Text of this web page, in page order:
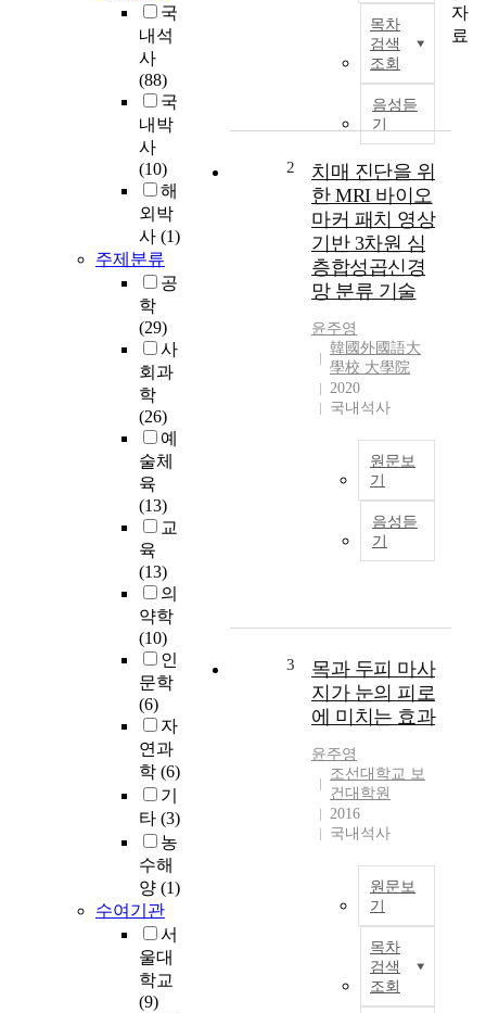
국
내석
사
(88)
국
내박
사
(10)
해
외박
사 (1)
주제분류
공
학
(29)
사
회과
학
(26)
예
술체
육
(13)
교
육
(13)
의
약학
(10)
인
문학
(6)
자
연과
학 (6)
기
타 (3)
농
수해
양 (1)
수여기관
서
울대
학교
(9)
목차
검색
조회
음성듣
기
2
치매 진단을 위
한 MRI 바이오
마커 패치 영상
기반 3차원 심
층합성곱신경
망 분류 기술
윤주영
韓國外國語大
學校 大學院
2020
국내석사
원문보
기
음성듣
기
3
목과 두피 마사
지가 눈의 피로
에 미치는 효과
윤주영
조선대학교 보
건대학원
2016
국내석사
원문보
기
목차
검색
조회
자
료